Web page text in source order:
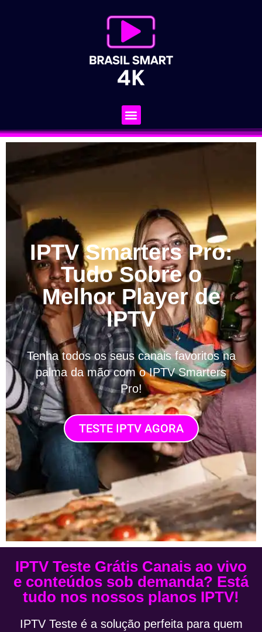
IPTV Smarters Pro:
Tudo Sobre o
Melhor Player de
IPTV
Tenha todos os seus canais favoritos na
palma da mão com o IPTV Smarters
Pro!
TESTE IPTV AGORA
IPTV Teste Grátis Canais ao vivo
e conteúdos sob demanda? Está
tudo nos nossos planos IPTV!
IPTV Teste é a solução perfeita para quem